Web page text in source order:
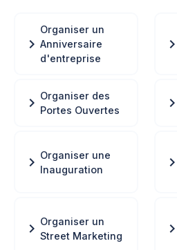
chevron_right
Organiser un
Anniversaire
d'entreprise
chevron_right
chevron_right Organiser des
Portes Ouvertes
chevron_right
chevron_right Organiser une
Inauguration
chevron_right
chevron_right Organiser un
Street Marketing
chevron_right